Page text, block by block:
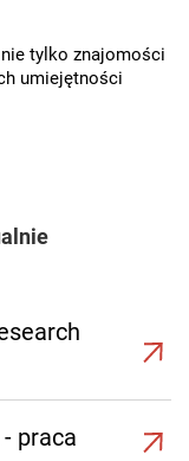
tylko znajomości
umiejętności
praca